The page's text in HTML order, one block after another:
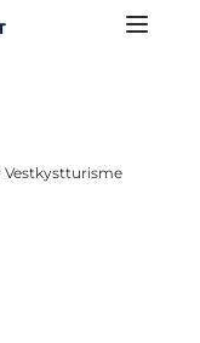
Vestkystturisme